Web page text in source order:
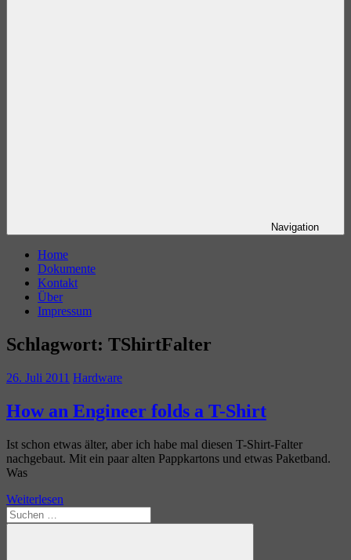
Navigation
Home
Dokumente
Kontakt
Über
Impressum
Schlagwort: TShirtFalter
26. Juli 2011 Hardware
How an Engineer folds a T-Shirt
Ist schon etwas älter, aber ich habe mal diesen T-Shirt-Falter
nachgebaut. Mit ein paar alten Pappkartons und etwas Paketband.
Was
Weiterlesen
Suchen
nach: